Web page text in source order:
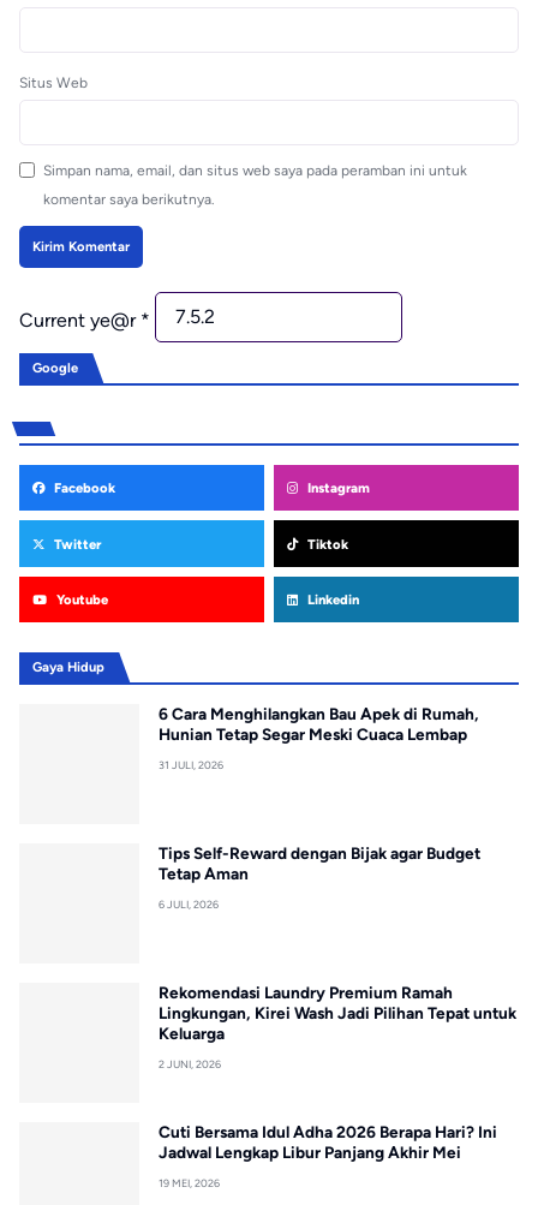
Situs Web
Simpan nama, email, dan situs web saya pada peramban ini untuk
komentar saya berikutnya.
Current ye@r *
Google
Facebook Instagram
Twitter Tiktok
Youtube Linkedin
Gaya Hidup
6 Cara Menghilangkan Bau Apek di Rumah,
Hunian Tetap Segar Meski Cuaca Lembap
31 JULI, 2026
Tips Self-Reward dengan Bijak agar Budget
Tetap Aman
6 JULI, 2026
Rekomendasi Laundry Premium Ramah
Lingkungan, Kirei Wash Jadi Pilihan Tepat untuk
Keluarga
2 JUNI, 2026
Cuti Bersama Idul Adha 2026 Berapa Hari? Ini
Jadwal Lengkap Libur Panjang Akhir Mei
19 MEI, 2026